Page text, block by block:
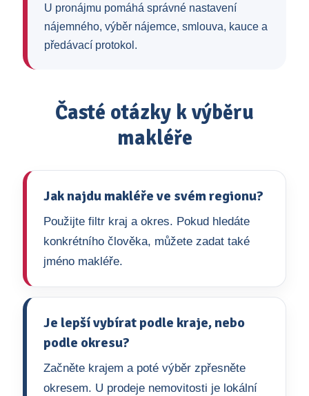
U pronájmu pomáhá správné nastavení
nájemného, výběr nájemce, smlouva, kauce a
předávací protokol.
Časté otázky k výběru
makléře
Jak najdu makléře ve svém regionu?
Použijte filtr kraj a okres. Pokud hledáte
konkrétního člověka, můžete zadat také
jméno makléře.
Je lepší vybírat podle kraje, nebo
podle okresu?
Začněte krajem a poté výběr zpřesněte
okresem. U prodeje nemovitosti je lokální